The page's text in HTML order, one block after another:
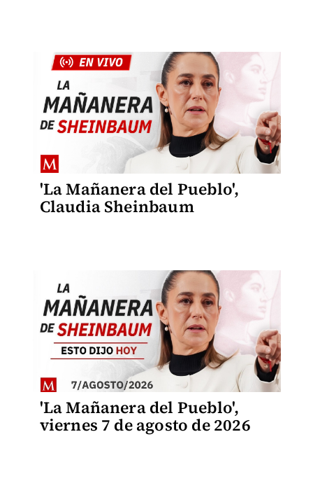
'La Mañanera del Pueblo',
Claudia Sheinbaum
'La Mañanera del Pueblo',
viernes 7 de agosto de 2026